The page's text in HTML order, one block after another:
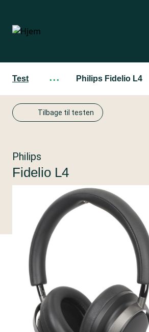
hovedindhold
Test ··· Philips Fidelio L4
Tilbage til testen
Philips
Fidelio L4